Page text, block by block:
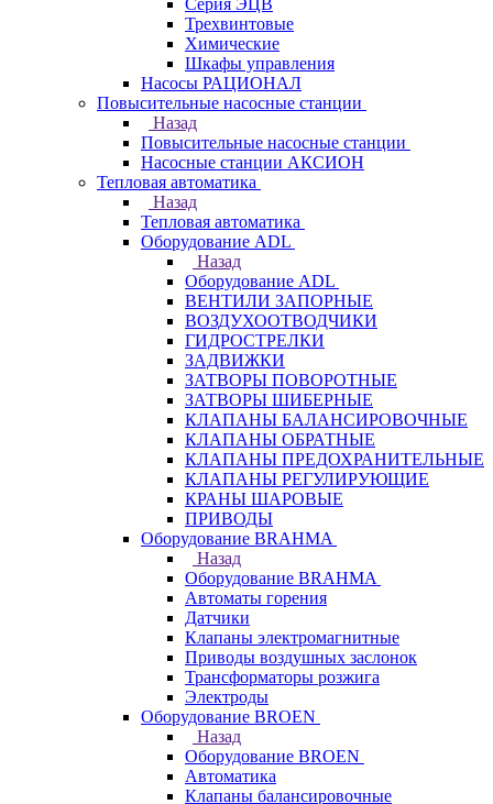
Серия ЭЦВ
Трехвинтовые
Химические
Шкафы управления
Насосы РАЦИОНАЛ
Повысительные насосные станции
Назад
Повысительные насосные станции
Насосные станции АКСИОН
Тепловая автоматика
Назад
Тепловая автоматика
Оборудование ADL
Назад
Оборудование ADL
ВЕНТИЛИ ЗАПОРНЫЕ
ВОЗДУХООТВОДЧИКИ
ГИДРОСТРЕЛКИ
ЗАДВИЖКИ
ЗАТВОРЫ ПОВОРОТНЫЕ
ЗАТВОРЫ ШИБЕРНЫЕ
КЛАПАНЫ БАЛАНСИРОВОЧНЫЕ
КЛАПАНЫ ОБРАТНЫЕ
КЛАПАНЫ ПРЕДОХРАНИТЕЛЬНЫЕ
КЛАПАНЫ РЕГУЛИРУЮЩИЕ
КРАНЫ ШАРОВЫЕ
ПРИВОДЫ
Оборудование BRAHMA
Назад
Оборудование BRAHMA
Автоматы горения
Датчики
Клапаны электромагнитные
Приводы воздушных заслонок
Трансформаторы розжига
Электроды
Оборудование BROEN
Назад
Оборудование BROEN
Автоматика
Клапаны балансировочные